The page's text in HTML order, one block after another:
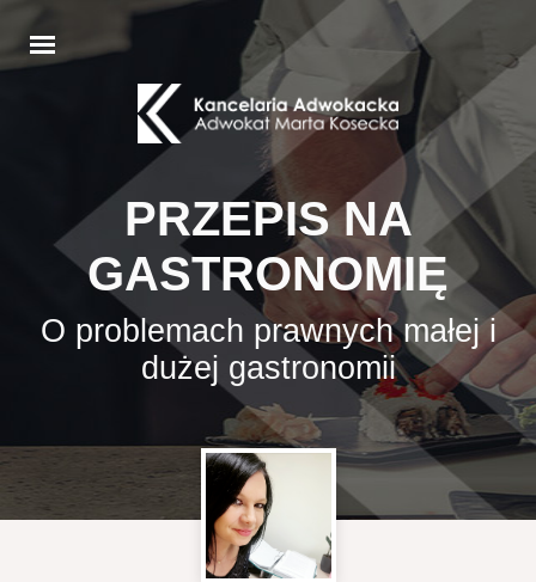
PRZEPIS NA
GASTRONOMIĘ
O problemach prawnych małej i
dużej gastronomii